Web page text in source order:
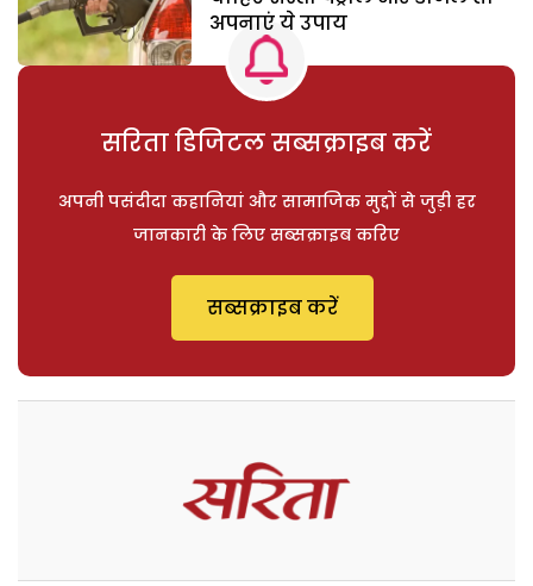
अपनाएं ये उपाय
सरिता डिजिटल सब्सक्राइब करें
अपनी पसंदीदा कहानियां और सामाजिक मुद्दों से जुड़ी हर
जानकारी के लिए सब्सक्राइब करिए
सब्सक्राइब करें